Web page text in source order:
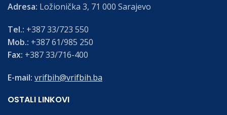
Adresa: Ložionička 3, 71 000 Sarajevo
Tel.: +387 33/723 550
Mob.: +387 61/985 250
Fax: +387 33/716-400
E-mail: vrifbih@vrifbih.ba
OSTALI LINKOVI